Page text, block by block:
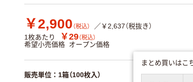
￥2,900 （税込）
／￥2,637（税抜き）
1枚あたり
￥29（税込）
希望小売価格 オープン価格
販売単位：1箱（100枚入）
まとめ買いはこ